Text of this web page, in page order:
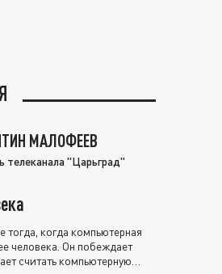
МАЛОФЕЕВ
телеканала "Царьград"
когда компьютерная
человека. Он побеждает
считать компьютерную